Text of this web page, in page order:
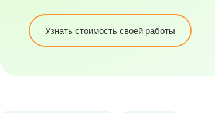
Узнать стоимость своей работы